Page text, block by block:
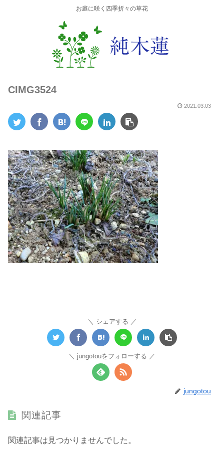
お庭に咲く四季折々の草花
CIMG3524
2021.03.03
シェアする
jungotouをフォローする
jungotou
関連記事
関連記事は見つかりませんでした。